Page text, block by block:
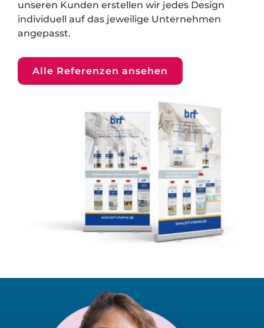
unseren Kunden erstellen wir jedes Design
individuell auf das jeweilige Unternehmen
angepasst.
Alle Referenzen ansehen